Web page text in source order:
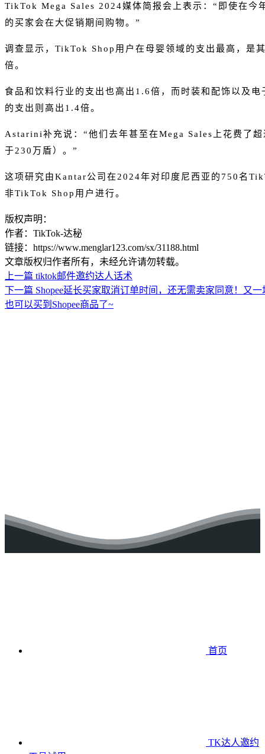
TikTok Mega Sales 2024媒体简报会上表示：“即使在今
的买家会在大促销期间购物。”
调查显示，TikTok Shop用户在母婴领域的支出最高，是
倍。
食品和饮料行业的支出也高出1.6倍，而时装和配饰以及电
的支出则高出1.4倍。
Astarini补充说：“他们去年甚至在Mega Sales上花费了
于230万盾）。”
这项研究由Kantar公司在2024年对印度尼西亚的750名
非TikTok Shop用户进行。
版权声明：
作者：TikTok-达秘
链接：https://www.menglar123.com/sx/31188.html
文章版权归作者所有，未经允许请勿转载。
上一篇 tiktok邮件邀约达人话术
下一篇 Shopee延长买家取消订单时间，还无需卖家同意！又一
也可以买到Shopee商品了~
首页
TK达人邀约